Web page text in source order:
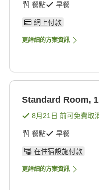
餐點 早餐
網上付款
更詳細的方案資訊
Standard Room,
8月21日 前可免費取
餐點 早餐
在住宿設施付款
更詳細的方案資訊